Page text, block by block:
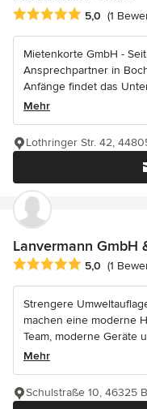
Durchschnittliche
5,0 (1
Mietenkorte GmbH -
Ansprechpartner in
Anfänge findet das
Mehr
Lothringer Str. 42,
Lanvermann GmbH
Durchschnittliche
5,0 (1
Strengere
machen eine moderne
Team, moderne Geräte
Mehr
Schulstraße 10, 46325